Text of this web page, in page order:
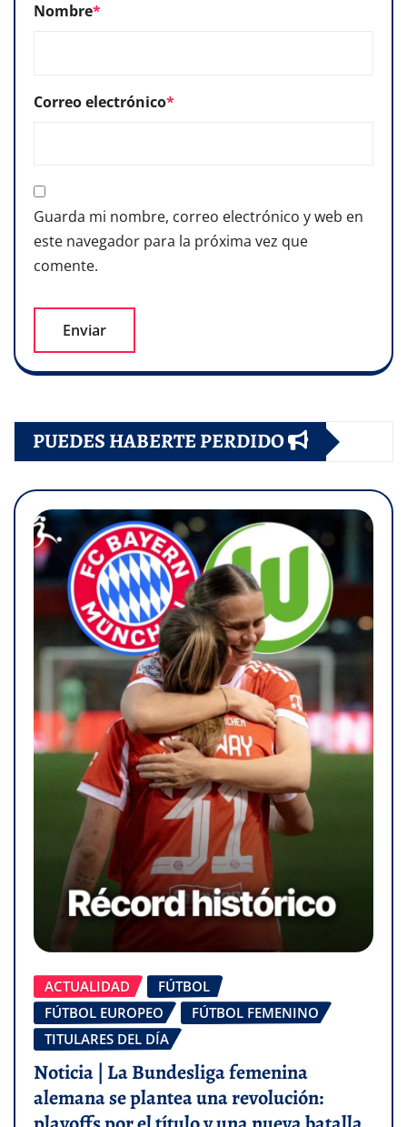
Nombre*
Correo electrónico*
Guarda mi nombre, correo electrónico y web en
este navegador para la próxima vez que
comente.
PUEDES HABERTE PERDIDO
ACTUALIDAD
FÚTBOL
FÚTBOL EUROPEO
FÚTBOL FEMENINO
TITULARES DEL DÍA
Noticia | La Bundesliga femenina
alemana se plantea una revolución: